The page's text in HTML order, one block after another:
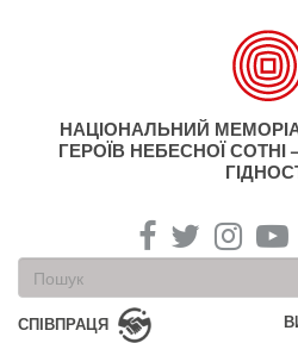
НАЦІОНАЛЬНИЙ
ГЕРОЇВ НЕБЕСНОЇ СОТНІ
Пошукова
форма
Пошук
СПІВПРАЦЯ